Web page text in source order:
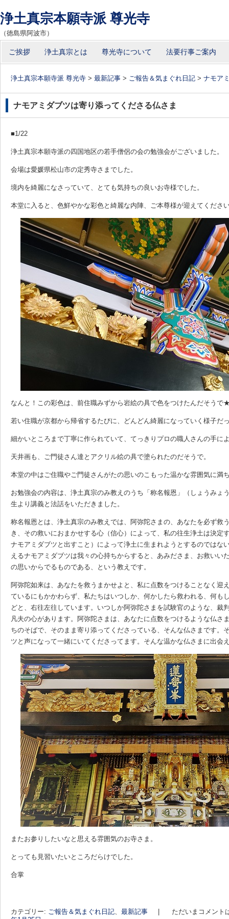
浄土真宗本願寺派 尊光寺
（徳島県阿波市）
メインメニュー
テ
ツ
へ
ご挨拶 浄土真宗とは 尊光寺について 法要行事ご案内
浄土真宗本願寺派 尊光寺 > 最新記事 > ご報告＆気まぐれ日記 > ナモア
ナモアミダブツは寄り添ってくださる仏さま
■1/22
浄土真宗本願寺派の四国地区の若手僧侶の会の勉強会がございました。
会場は愛媛県松山市の定秀寺さまでした。
境内を綺麗になさっていて、とても気持ちの良いお寺様でした。
本堂に入ると、色鮮やかな彩色と綺麗な内陣、ご本尊様が迎えてくださ
なんと！この彩色は、前住職みずから岩絵の具で色をつけたんだそうで
若い住職が京都から帰省するたびに、どんどん綺麗になっていく様子だ
細かいところまで丁寧に作られていて、てっきりプロの職人さんの手に
天井画も、ご門徒さん達とアクリル絵の具で塗られたのだそうで。
本堂の中はご住職やご門徒さんがたの思いのこもった温かな雰囲気に満
お勉強会の内容は、浄土真宗のみ教えのうち「称名報恩」（しょうみょ
生より講義と法話をいただきました。
称名報恩とは、浄土真宗のみ教えでは、阿弥陀さまの、あなたを必ず救
き、その救いにおまかせする心（信心）によって、私の往生浄土は決定
ナモアミダブツと出すこと）によって浄土に生まれようとするのではな
えるナモアミダブツは我々の心持ちからすると、あみださま、お救いい
の思いからでるものである、という教えです。
阿弥陀如来は、あなたを救うまかせよと、私に点数をつけることなく迎
ているにもかかわらず、私たちはいつしか、何かしたら救われる、何も
どと、右往左往しています。いつしか阿弥陀さまを試験官のような、裁
凡夫の心があります。阿弥陀さまは、あなたに点数をつけるような仏さ
ちのそばで、そのまま寄り添ってくださっている、そんな仏さまです。
ツと声になって一緒にいてくださってます。そんな温かな仏さまに出会
またお参りしたいなと思える雰囲気のお寺さま。
とっても見習いたいところだらけでした。
合掌
カテゴリー: ご報告＆気まぐれ日記 最新記事
ただいまコメント